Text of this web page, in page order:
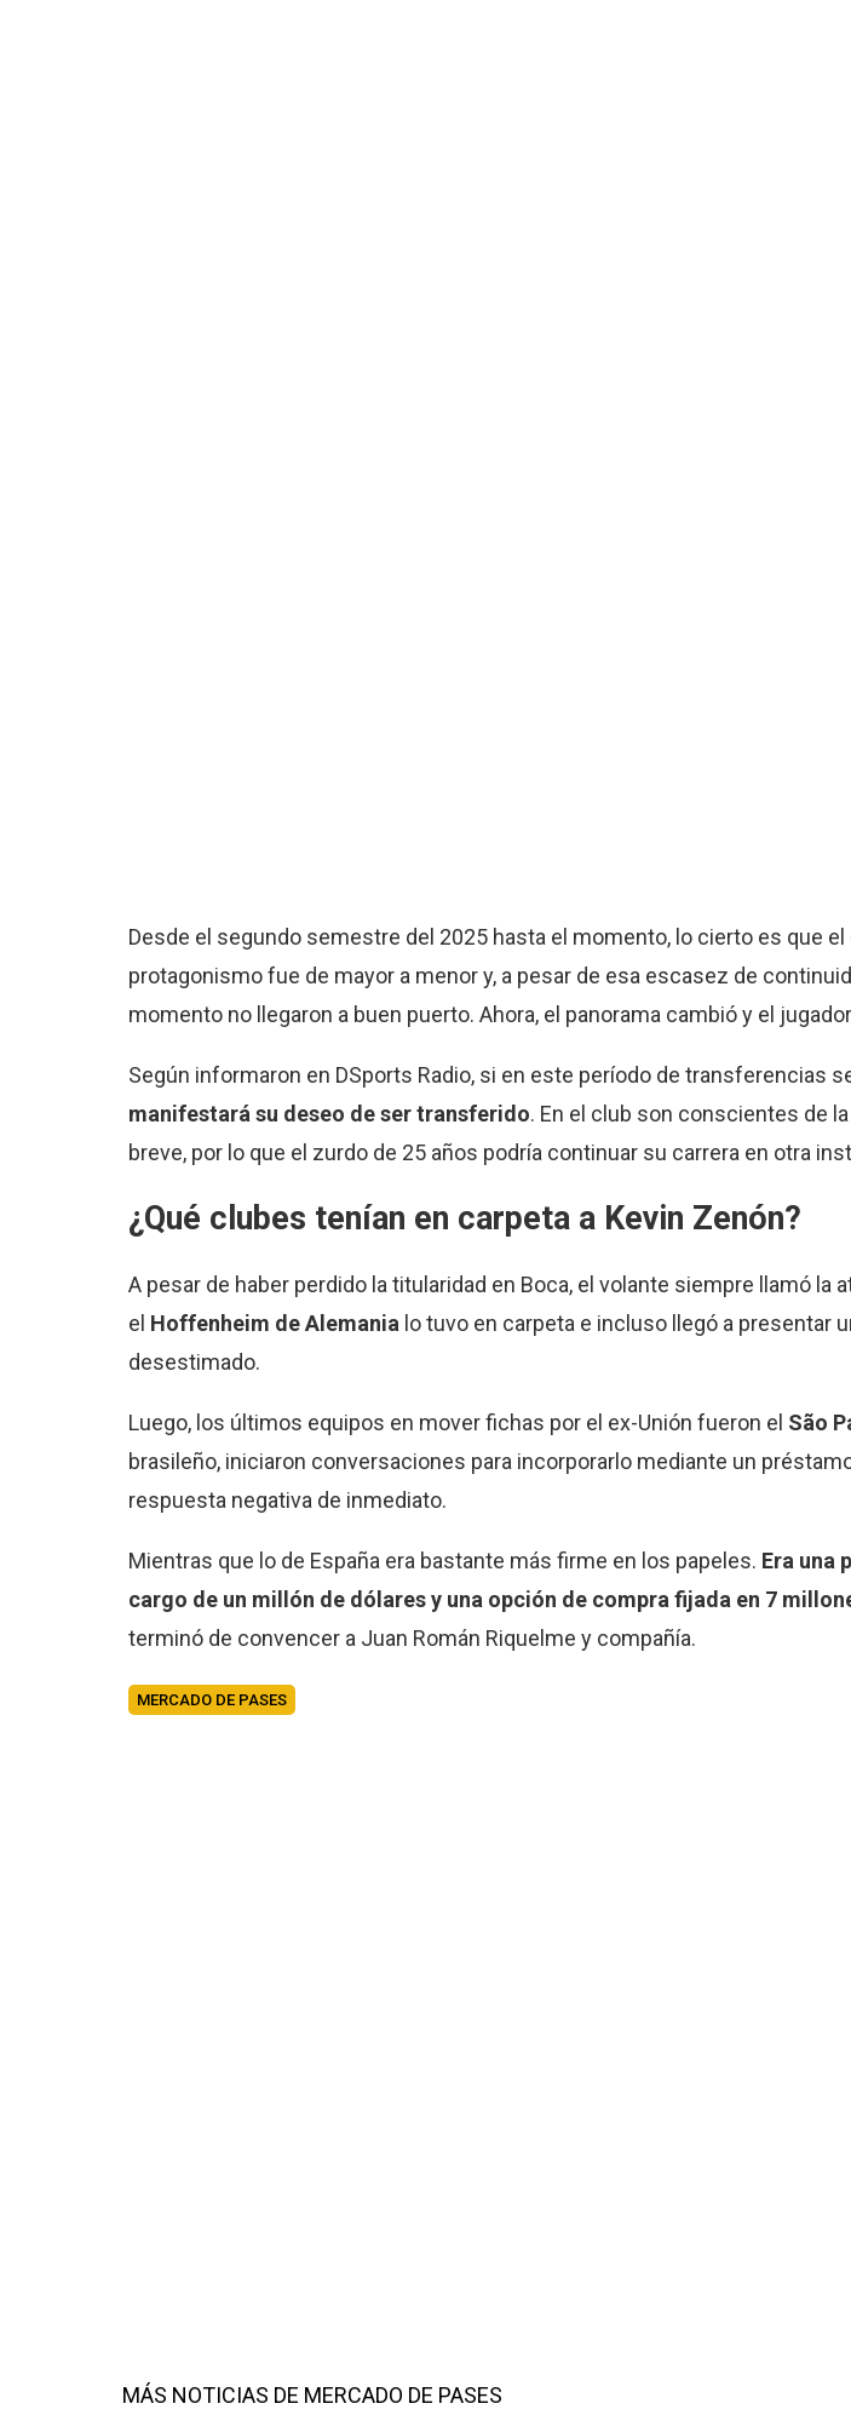
Desde el segundo semestre del 2025 hasta el momento, lo cierto es que
protagonismo fue de mayor a menor y, a pesar de esa escasez de
momento no llegaron a buen puerto. Ahora, el panorama cambió y el
Según informaron en DSports Radio, si en este período de transferencias
manifestará su deseo de ser transferido. En el club son conscientes de
breve, por lo que el zurdo de 25 años podría continuar su carrera en otra
¿Qué clubes tenían en carpeta a Kevin Zenón?
A pesar de haber perdido la titularidad en Boca, el volante siempre llamó la
el Hoffenheim de Alemania lo tuvo en carpeta e incluso llegó a presentar
desestimado.
Luego, los últimos equipos en mover fichas por el ex-Unión fueron el São
brasileño, iniciaron conversaciones para incorporarlo mediante un
respuesta negativa de inmediato.
Mientras que lo de España era bastante más firme en los papeles. Era una
cargo de un millón de dólares y una opción de compra fijada en 7
terminó de convencer a Juan Román Riquelme y compañía.
MERCADO DE PASES
MÁS NOTICIAS DE MERCADO DE PASES